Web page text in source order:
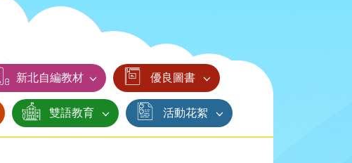
新北自編教材 優良圖書
雙語教育 活動花絮